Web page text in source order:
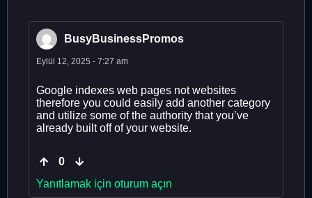
BusyBusinessPromos
Eylül 12, 2025 - 7:27 am
Google indexes web pages not websites
therefore you could easily add another category
and utilize some of the authority that you’ve
already built off of your website.
0
Yanıtlamak için oturum açın